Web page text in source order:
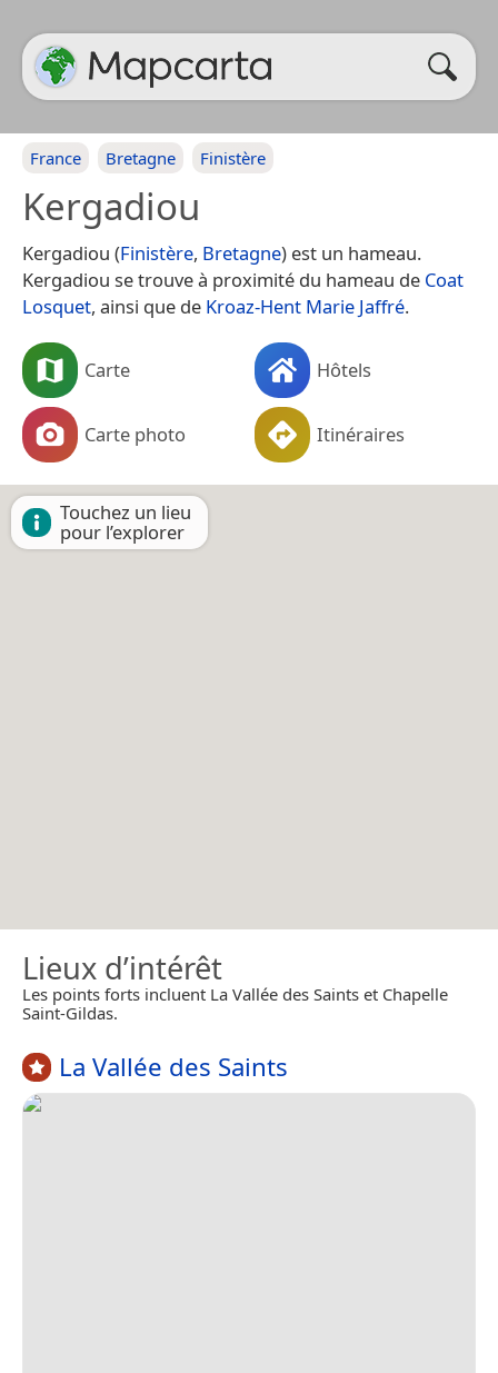
France Bretagne Finistère
Kergadiou
Kergadiou (Finistère, Bretagne) est un hameau.
Kergadiou se trouve à proximité du hameau de Coat
Losquet, ainsi que de Kroaz-Hent Marie Jaffré.
Carte Hôtels
Carte photo Itinéraires
Touchez un lieu
pour l’explorer
Lieux d’intérêt
Les points forts incluent La Vallée des Saints et Chapelle
Saint-Gildas.
La Vallée des Saints